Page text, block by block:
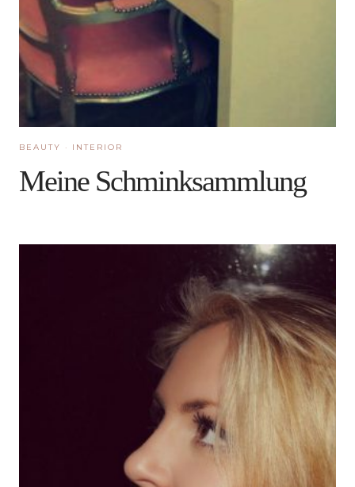
BEAUTY · INTERIOR
Meine Schminksammlung